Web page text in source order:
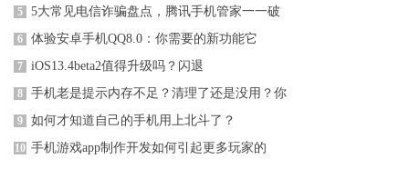
5 5大常见电信诈骗盘点，腾讯手机管家一一破
6 体验安卓手机QQ8.0：你需要的新功能它
7 iOS13.4beta2值得升级吗？闪退
8 手机老是提示内存不足？清理了还是没用？你
9 如何才知道自己的手机用上北斗了？
10 手机游戏app制作开发如何引起更多玩家的